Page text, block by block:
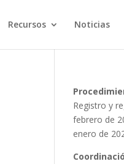
Recursos Noticias
Registro y
febrero de
enero de